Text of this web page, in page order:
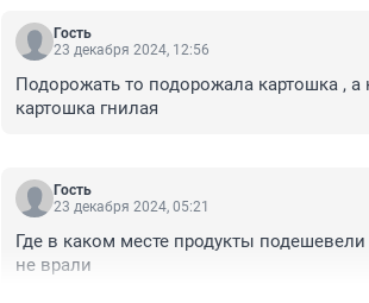
Гость
23 декабря 2024, 12:56
Подорожать то подорожала картошка ,
картошка гнилая
Гость
23 декабря 2024, 05:21
Где в каком месте продукты
не врали